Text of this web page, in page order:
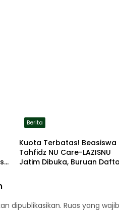
Berita
Kuota Terbatas! Beasiswa
Tahfidz NU Care-LAZISNU
Jatim Dibuka, Buruan
dipublikasikan. Ruas yang